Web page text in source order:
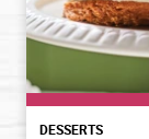
DESSERTS